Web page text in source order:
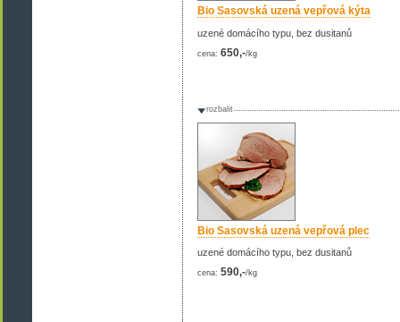
Bio Sasovská uzená vepřová kýta
uzené domácího typu, bez dusitanů
cena: 650,-/kg
rozbalit
Bio Sasovská uzená vepřová plec
uzené domácího typu, bez dusitanů
cena: 590,-/kg